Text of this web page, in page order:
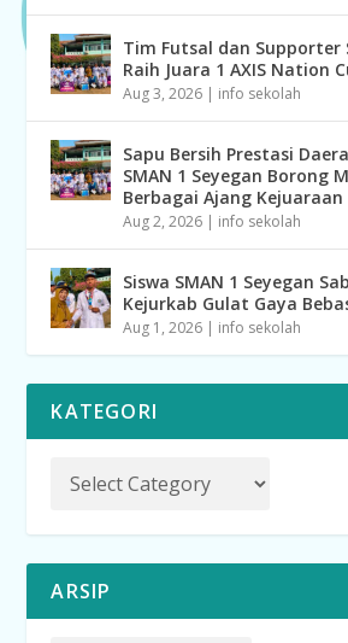
Tim Futsal dan Supporter
Raih Juara 1 AXIS Nation
Aug 3, 2026 | info sekolah
Sapu Bersih Prestasi
SMAN 1 Seyegan Borong
Berbagai Ajang Kejuaraan
Aug 2, 2026 | info sekolah
Siswa SMAN 1 Seyegan
Kejurkab Gulat Gaya
Aug 1, 2026 | info sekolah
KATEGORI
ARSIP